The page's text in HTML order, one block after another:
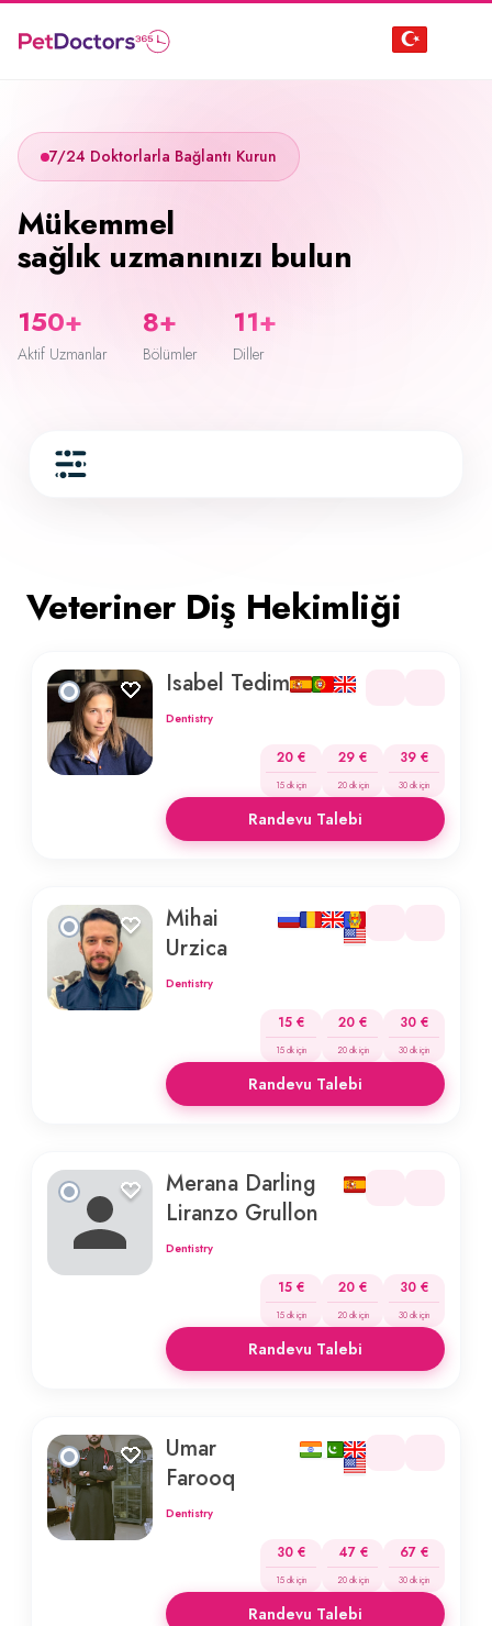
7/24 Doktorlarla Bağlantı Kurun
Mükemmel
sağlık uzmanınızı bulun
150+
Aktif Uzmanlar
8+
Bölümler
11+
Diller
Veteriner Diş Hekimliği
Isabel Tedim
Dentistry
20 €
15 dk için
29 €
20 dk için
39 €
30 dk için
Randevu Talebi
Mihai
Urzica
Dentistry
15 €
15 dk için
20 €
20 dk için
30 €
30 dk için
Randevu Talebi
Merana Darling
Liranzo Grullon
Dentistry
15 €
15 dk için
20 €
20 dk için
30 €
30 dk için
Randevu Talebi
Umar
Farooq
Dentistry
30 €
15 dk için
47 €
20 dk için
67 €
30 dk için
Randevu Talebi